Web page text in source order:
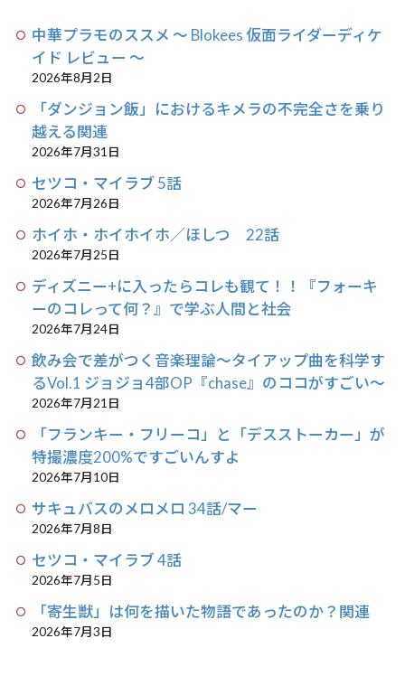
中華プラモのススメ 〜 Blokees 仮面ライダーディケ
イド レビュー 〜
2026年8月2日
「ダンジョン飯」におけるキメラの不完全さを乗り
越える関連
2026年7月31日
セツコ・マイラブ 5話
2026年7月26日
ホイホ・ホイホイホ／ほしつ 22話
2026年7月25日
ディズニー+に入ったらコレも観て！！『フォーキ
ーのコレって何？』で学ぶ人間と社会
2026年7月24日
飲み会で差がつく音楽理論〜タイアップ曲を科学す
るVol.1 ジョジョ4部OP『chase』のココがすごい〜
2026年7月21日
「フランキー・フリーコ」と「デスストーカー」が
特撮濃度200%ですごいんすよ
2026年7月10日
サキュバスのメロメロ 34話/マー
2026年7月8日
セツコ・マイラブ 4話
2026年7月5日
「寄生獣」は何を描いた物語であったのか？関連
2026年7月3日